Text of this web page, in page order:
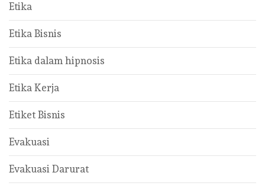
Etika
Etika Bisnis
Etika dalam hipnosis
Etika Kerja
Etiket Bisnis
Evakuasi
Evakuasi Darurat